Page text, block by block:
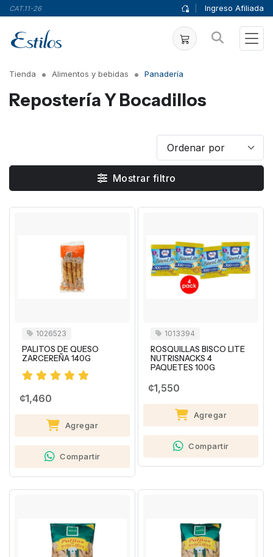
CAT.11-26 Ingreso Afiliada
Tienda Alimentos y bebidas Panadería
Repostería Y Bocadillos
Mostrar filtro
1026523
PALITOS DE QUESO
ZARCEREÑA 140G
¢1,460
Agregar
Compartir
1013394
ROSQUILLAS BISCO LITE
NUTRISNACKS 4
PAQUETES 100G
¢1,550
Agregar
Compartir